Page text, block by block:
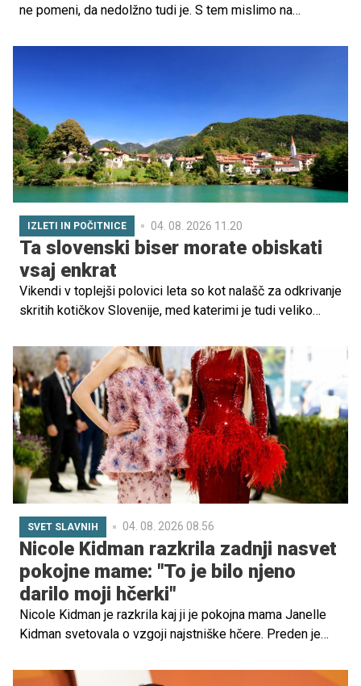
ne pomeni, da nedolžno tudi je. S tem mislimo na
spregledano. Čustvene zlorabe se namreč začenjajo
žrtev pa velikokrat pristane na robu obupa in brez
občutka lastne vrednosti.
IZLETI IN POČITNICE 04. 08. 2026 11.20
Ta slovenski biser morate obiskati
vsaj enkrat
Vikendi v toplejši polovici leta so kot nalašč za odkrivanje
skritih kotičkov Slovenije, med katerimi je tudi veliko
imate radi neokrnjeno naravo, potem je Posočje zagotovo
regija, ki jo morate obiskati. Zelena narava, svež zrak in
smaragdne reke ... To je le nekaj razlogov, zakaj Posočje
v toplejših mesecih privabi toliko obiskovalcev.
SVET SLAVNIH 04. 08. 2026 08.56
Nicole Kidman razkrila zadnji nasvet
pokojne mame: "To je bilo njeno
darilo moji hčerki"
Nicole Kidman je razkrila kaj ji je pokojna mama Janelle
Kidman svetovala o vzgoji najstniške hčere. Preden je
nasvet glede svoje hčerke Sunday Rose, ki si je želela